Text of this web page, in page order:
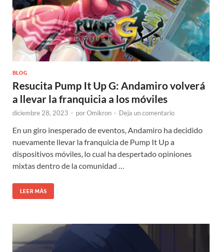
BLOG
Resucita Pump It Up G: Andamiro volverá
a llevar la franquicia a los móviles
diciembre 28, 2023 - porOmikron - Deja un comentario
En un giro inesperado de eventos, Andamiro ha decidido
nuevamente llevar la franquicia de Pump It Up a
dispositivos móviles, lo cual ha despertado opiniones
mixtas dentro de la comunidad …
LEER MÁS